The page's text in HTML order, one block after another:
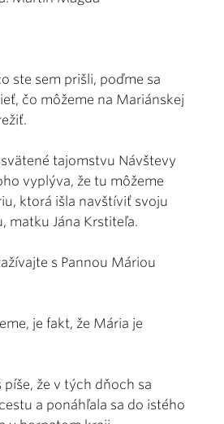
ste sem prišli, poďme sa
čo môžeme na Mariánskej
tajomstvu Návštevy
vyplýva, že tu môžeme
ktorá išla navštíviť svoju
matku Jána Krstiteľa.
s Pannou Máriou
je fakt, že Mária je
píše, že v tých dňoch sa
a ponáhľala sa do istého